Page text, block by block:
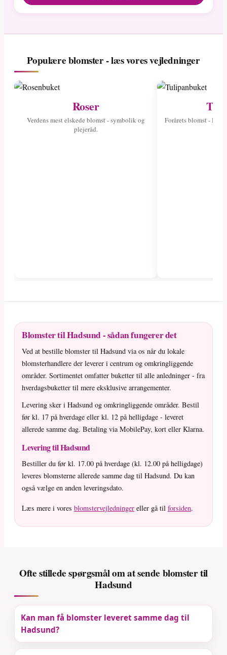
Populære blomster - læs vores vejledninger
Roser
Verdens mest elskede blomst - symbolik og
plejeråd.
Forårets blomst - læs
Blomster til Hadsund - sådan fungerer det
Ved at bestille blomster til Hadsund via os når du lokale
blomsterhandlere der leverer i centrum og omkringliggende
områder. Sortimentet omfatter buketter til alle anledninger - fra
hverdagsbuketter til mere eksklusive arrangementer.
Levering sker i Hadsund og omkringliggende områder. Bestil
før kl. 17 på hverdage eller kl. 12 på helligdage - leveret
allerede samme dag. Betaling via MobilePay, kort eller Klarna.
Levering til Hadsund
Bestiller du før kl. 17.00 på hverdage (kl. 12.00 på helligdage)
leveres blomsterne allerede samme dag til Hadsund. Du kan
også vælge en anden leveringsdato.
Læs mere i vores blomstervejledninger eller gå til forsiden.
Ofte stillede spørgsmål om at sende blomster til
Hadsund
Kan man få blomster leveret samme dag til
Hadsund?